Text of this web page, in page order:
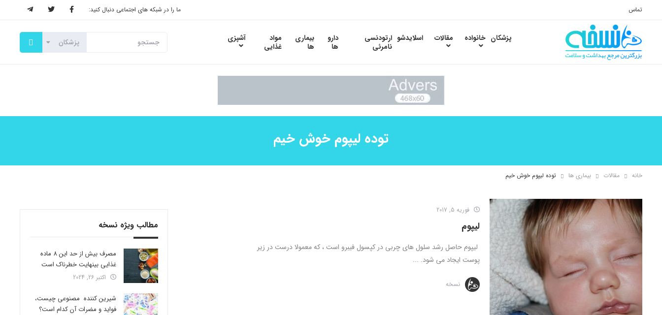
تماس ما را در شبکه های اجتماعی دنبال کنید:
پزشکان خانواده مقالات اسلایدشو ارتودنسی
نامرئی
دارو
ها
بیماری
ها
مواد
غذایی
آشپزی
توده لیپوم خوش خیم
خانه مقالات بیماری ها توده لیپوم خوش خیم
فوریه 5, 2017
لیپوم
لیپوم حاصل رشد سلول های چربی در کپسول فیبرو است ، که معمولا درست در زیر
پوست ایجاد می شود. ...
نسخه
مطالب ویژه نسخه
مصرف بیش از حد این 8 ماده
غذایی بینهایت خطرناک است
اکتبر 26, 2024
شیرین کننده مصنوعی چیست،
فواید و مضرات آن کدام است؟